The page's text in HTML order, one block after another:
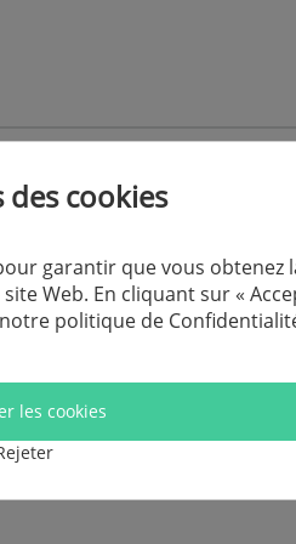
de produit FonePaw
cookies
garantir que vous obtenez
Web. En cliquant sur «
politique de
les cookies